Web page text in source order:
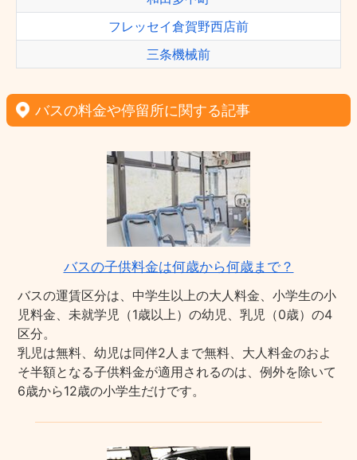
フレッセイ倉賀野西店前
三条機械前
バスの料金や停留所に関する記事
バスの子供料金は何歳から何歳まで？
バスの運賃区分は、中学生以上の大人料金、小学生の小
児料金、未就学児（1歳以上）の幼児、乳児（0歳）の4
区分。
乳児は無料、幼児は同伴2人まで無料、大人料金のおよ
そ半額となる子供料金が適用されるのは、例外を除いて
6歳から12歳の小学生だけです。